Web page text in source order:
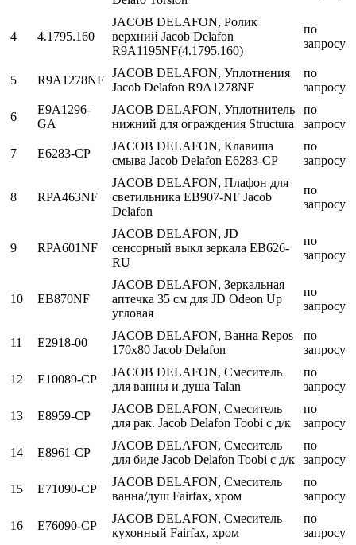
4 4.1795.160
JACOB DELAFON, Ролик
верхний Jacob Delafon
R9A1195NF(4.1795.160)
по
запросу
5 R9A1278NF
JACOB DELAFON, Уплотнения
Jacob Delafon R9A1278NF
по
запросу
6
E9A1296-
GA
JACOB DELAFON, Уплотнитель
нижний для ограждения Structura
по
запросу
7 E6283-CP
JACOB DELAFON, Клавиша
смыва Jacob Delafon E6283-CP
по
запросу
8 RPA463NF
JACOB DELAFON, Плафон для
светильника EB907-NF Jacob
Delafon
по
запросу
9 RPA601NF
JACOB DELAFON, JD
сенсорный выкл зеркала EB626-
RU
по
запросу
10 EB870NF
JACOB DELAFON, Зеркальная
аптечка 35 см для JD Odeon Up
угловая
по
запросу
11 E2918-00
JACOB DELAFON, Ванна Repos
170x80 Jacob Delafon
по
запросу
12 E10089-CP
JACOB DELAFON, Смеситель
для ванны и душа Talan
по
запросу
13 E8959-CP
JACOB DELAFON, Смеситель
для рак. Jacob Delafon Toobi c д/к
по
запросу
14 E8961-CP
JACOB DELAFON, Смеситель
для биде Jacob Delafon Toobi c д/к
по
запросу
15 E71090-CP
JACOB DELAFON, Смеситель
ванна/душ Fairfax, хром
по
запросу
16 E76090-CP
JACOB DELAFON, Смеситель
кухонный Fairfax, хром
по
запросу